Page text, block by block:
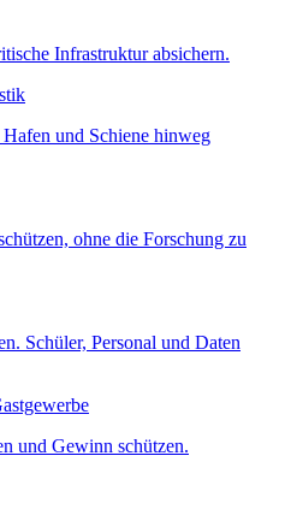
Infrastruktur absichern.
und Schiene hinweg
ohne die Forschung zu
Schüler, Personal und Daten
und Gewinn schützen.